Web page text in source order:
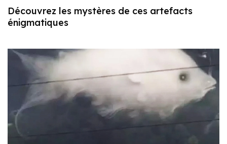
Découvrez les mystères de ces artefacts
énigmatiques